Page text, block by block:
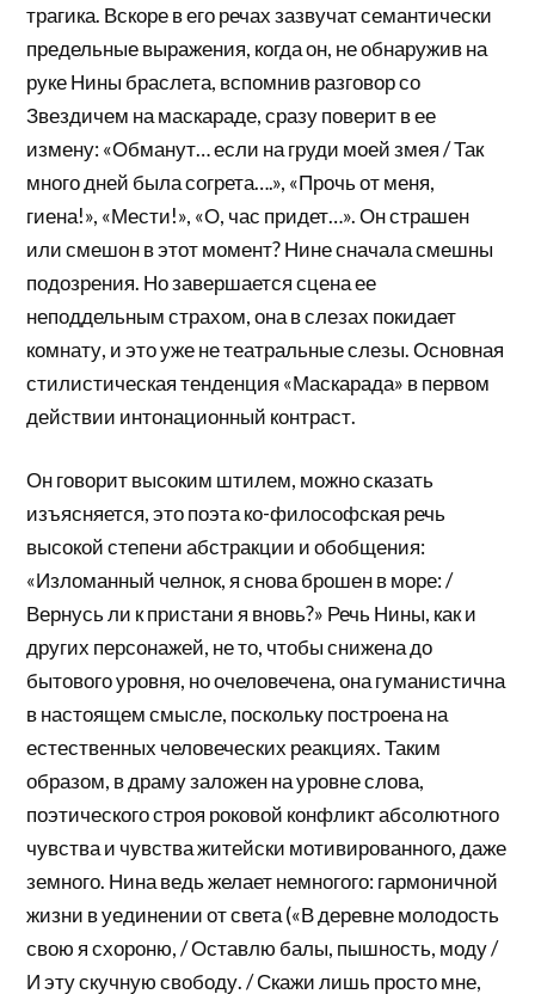
трагика. Вскоре в его речах зазвучат семантически
предельные выражения, когда он, не обнаружив на
руке Нины браслета, вспомнив разговор со
Звездичем на маскараде, сразу поверит в ее
измену: «Обманут… если на груди моей змея / Так
много дней была согрета….», «Прочь от меня,
гиена!», «Мести!», «О, час придет…». Он страшен
или смешон в этот момент? Нине сначала смешны
подозрения. Но завершается сцена ее
неподдельным страхом, она в слезах покидает
комнату, и это уже не театральные слезы. Основная
стилистическая тенденция «Маскарада» в первом
действии интонационный контраст.
Он говорит высоким штилем, можно сказать
изъясняется, это поэта ко-философская речь
высокой степени абстракции и обобщения:
«Изломанный челнок, я снова брошен в море: /
Вернусь ли к пристани я вновь?» Речь Нины, как и
других персонажей, не то, чтобы снижена до
бытового уровня, но очеловечена, она гуманистична
в настоящем смысле, поскольку построена на
естественных человеческих реакциях. Таким
образом, в драму заложен на уровне слова,
поэтического строя роковой конфликт абсолютного
чувства и чувства житейски мотивированного, даже
земного. Нина ведь желает немногого: гармоничной
жизни в уединении от света («В деревне молодость
свою я схороню, / Оставлю балы, пышность, моду /
И эту скучную свободу. / Скажи лишь просто мне,